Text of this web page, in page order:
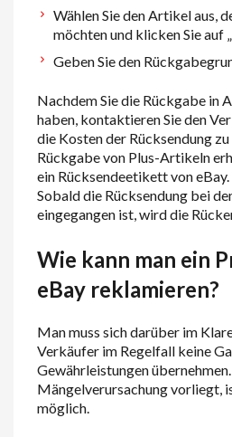
Wählen Sie den Artikel aus,
möchten und klicken Sie auf
Geben Sie den
Nachdem Sie die Rückgabe in
haben, kontaktieren Sie den
die Kosten der Rücksendung
Rückgabe von Plus-Artikeln
ein Rücksendeetikett von eBay.
Sobald die Rücksendung bei
eingegangen ist, wird die
Wie kann man ein
eBay reklamieren?
Man muss sich darüber im
Verkäufer im Regelfall keine
Gewährleistungen
Mängelverursachung vorliegt,
möglich.